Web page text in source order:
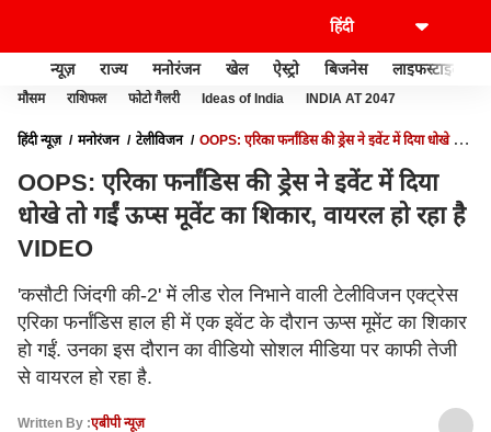
न्यूज़ राज्य मनोरंजन खेल ऐस्ट्रो बिजनेस लाइफस्टाइल
मौसम राशिफल फोटो गैलरी Ideas of India INDIA AT 2047
हिंदी न्यूज़ मनोरंजन टेलीविजन
OOPS: एरिका फर्नांडिस की ड्रेस ने इवेंट में दिया धोखे तो
OOPS: एरिका फर्नांडिस की ड्रेस ने इवेंट में दिया
धोखे तो गईं ऊप्स मूवेंट का शिकार, वायरल हो रहा है
VIDEO
'कसौटी जिंदगी की-2' में लीड रोल निभाने वाली टेलीविजन एक्ट्रेस
एरिका फर्नांडिस हाल ही में एक इवेंट के दौरान ऊप्स मूमेंट का शिकार
हो गईं. उनका इस दौरान का वीडियो सोशल मीडिया पर काफी तेजी
से वायरल हो रहा है.
Written By :एबीपी न्यूज़